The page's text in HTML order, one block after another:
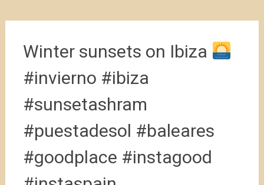
Winter sunsets on Ibiza
#invierno #ibiza
#sunsetashram
#puestadesol #baleares
#goodplace #instagood